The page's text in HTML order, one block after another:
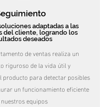
adaptadas a las
del cliente, logrando los
deseados
de ventas realiza un
riguroso de la vida útil y
producto para detectar posibles
un funcionamiento eficiente
equipos